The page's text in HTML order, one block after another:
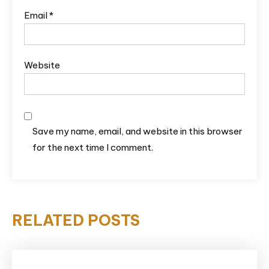
Email*
Website
Save my name, email, and website in this browser
for the next time I comment.
RELATED POSTS